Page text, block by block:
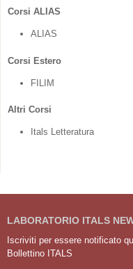
Corsi ALIAS
ALIAS
Corsi Estero
FILIM
Altri Corsi
Itals Letteratura
LABORATORIO ITALS
Iscriviti per essere notificato
Bollettino ITALS